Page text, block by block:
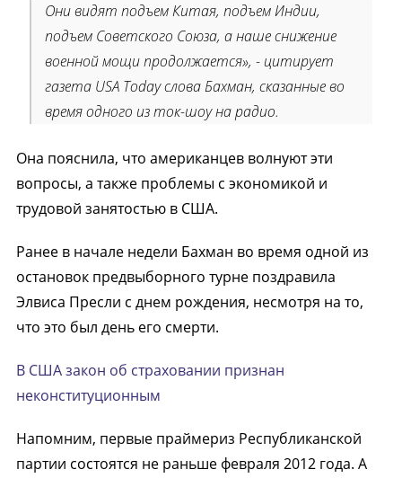
Они видят подъем Китая, подъем Индии,
подъем Советского Союза, а наше снижение
военной мощи продолжается», - цитирует
газета USA Today слова Бахман, сказанные во
время одного из ток-шоу на радио.
Она пояснила, что американцев волнуют эти
вопросы, а также проблемы с экономикой и
трудовой занятостью в США.
Ранее в начале недели Бахман во время одной из
остановок предвыборного турне поздравила
Элвиса Пресли с днем рождения, несмотря на то,
что это был день его смерти.
В США закон об страховании признан
неконституционным
Напомним, первые праймериз Республиканской
партии состоятся не раньше февраля 2012 года. А